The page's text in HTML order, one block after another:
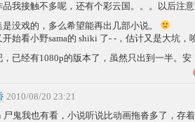
品我接触不多呢，还有个彩云国。。。以后注
没戏的，多么希望能再出几部小说。
始看小野sama的 shiki 了- -，估计又是大坑，
，已经有1080p的版本了，虽然只出到一半。安
2010/08/20 23:21
尸鬼我也有看，小说听说比动画拖沓多了，存